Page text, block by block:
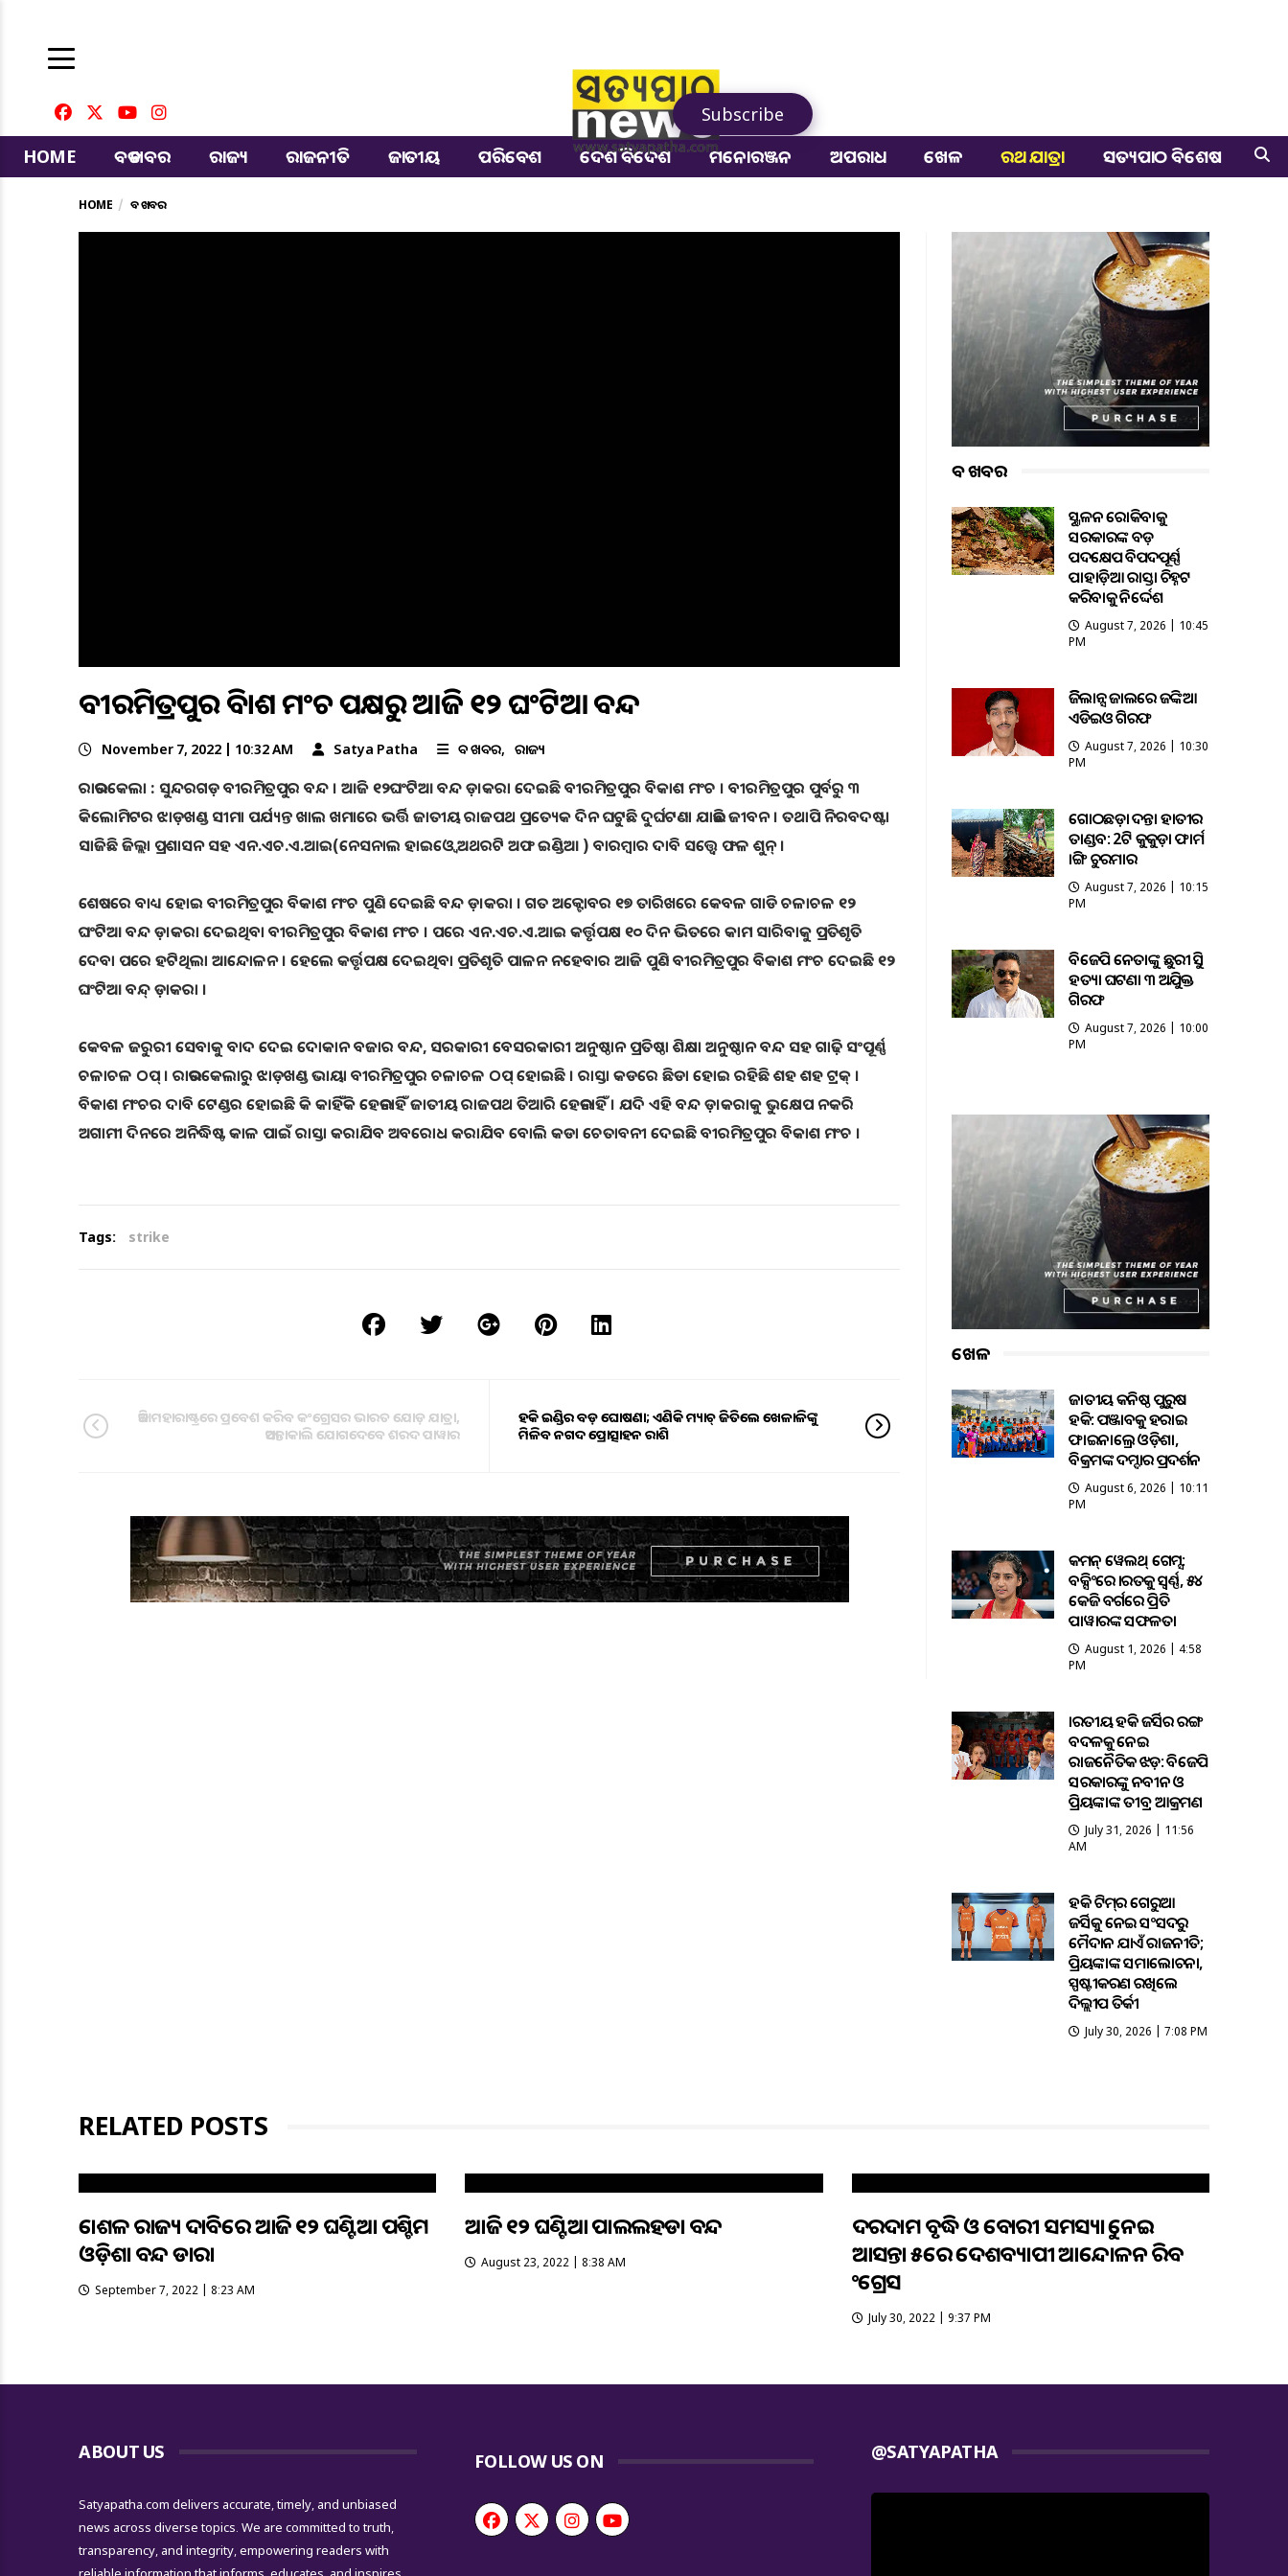
Subscribe
HOME
ବଡ ଖବର ରାଜ୍ୟ ରାଜନୀତି ଜାତୀୟ ପରିବେଶ ଦେଶ ବିଦେଶ ମନୋରଞ୍ଜନ ଅପରାଧ ଖେଳ ରଥ ଯାତ୍ରା ସତ୍ୟପାଠ ବିଶେଷ
HOME ବଡ ଖବର
ବୀରମିତ୍ରପୁର ବିକାଶ ମଂଚ ପକ୍ଷରୁ ଆଜି ୧୨ ଘଂଟିଆ ବନ୍ଦ
November 7, 2022 | 10:32 AM Satya Patha ବଡ ଖବର ରାଜ୍ୟ
ରାଉରକେଲା : ସୁନ୍ଦରଗଡ଼ ବୀରମିତ୍ରପୁର ବନ୍ଦ । ଆଜି ୧୨ଘଂଟିଆ ବନ୍ଦ ଡ଼।କରା ଦେଇଛି ବୀରମିତ୍ରପୁର ବିକାଶ ମଂଚ । ବୀରମିତ୍ରପୁର ପୁର୍ବରୁ ୩
କିଲୋମିଟର ଝାଡ଼ଖଣ୍ଡ ସୀମା ପର୍ଯ୍ୟନ୍ତ ଖାଲ ଖମାରେ ଭର୍ତ୍ତି ଜାତୀୟ ରାଜପଥ ପ୍ରତ୍ୟେକ ଦିନ ଘଟୁଛି ଦୁର୍ଘଟଣା ଯାଉଛି ଜୀବନ । ତଥାପି ନିରବଦଷ୍ଟା
ସାଜିଛି ଜିଲ୍ଲା ପ୍ରଶାସନ ସହ ଏନ.ଏଚ.ଏ.ଆଇ(ନେସନାଲ ହାଇଓ୍ୱେ ଅଥରଟି ଅଫ ଇଣ୍ଡିଆ ) ବାରମ୍ବାର ଦାବି ସତ୍ତ୍ୱେ ଫଳ ଶୁନ୍ ।
ଶେଷରେ ବାଧ୍ୟ ହୋଇ ବୀରମିତ୍ରପୁର ବିକାଶ ମଂଚ ପୁଣି ଦେଇଛି ବନ୍ଦ ଡ଼।କରା । ଗତ ଅକ୍ଟୋବର ୧୭ ତାରିଖରେ କେବଳ ଗାଡି ଚଳାଚଳ ୧୨
ଘଂଟିଆ ବନ୍ଦ ଡ଼।କରା ଦେଇଥିବା ବୀରମିତ୍ରପୁର ବିକାଶ ମଂଚ । ପରେ ଏନ.ଏଚ.ଏ.ଆଇ କର୍ତ୍ତୃପକ୍ଷ ୧୦ ଦିନ ଭିତରେ କାମ ସାରିବାକୁ ପ୍ରତିଶୃତି
ଦେବା ପରେ ହଟିଥିଲା ଆନ୍ଦୋଳନ । ହେଲେ କର୍ତ୍ତୃପକ୍ଷ ଦେଇଥିବା ପ୍ରତିଶୃତି ପାଳନ ନହେବାର ଆଜି ପୁଣି ବୀରମିତ୍ରପୁର ବିକାଶ ମଂଚ ଦେଇଛି ୧୨
ଘଂଟିଆ ବନ୍ଦ୍ ଡ଼ାକରା ।
କେବଳ ଜରୁରୀ ସେବାକୁ ବାଦ ଦେଇ ଦୋକାନ ବଜାର ବନ୍ଦ, ସରକାରୀ ବେସରକାରୀ ଅନୁଷ୍ଠାନ ପ୍ରତିଷ୍ଠା ଶିକ୍ଷା ଅନୁଷ୍ଠାନ ବନ୍ଦ ସହ ଗାଢ଼ି ସଂପୂର୍ଣ୍ଣ
ଚଳାଚଳ ଠପ୍ । ରାଉରକେଲାରୁ ଝାଡ଼ଖଣ୍ଡ ଭାୟା ବୀରମିତ୍ରପୁର ଚଳାଚଳ ଠପ୍ ହୋଇଛି । ରାସ୍ତା କଡରେ ଛିଡା ହୋଇ ରହିଛି ଶହ ଶହ ଟ୍ରକ୍ ।
ବିକାଶ ମଂଚର ଦାବି ଟେଣ୍ଡର ହୋଇଛି କି କାହିଁକି ହେଉନାହିଁ ଜାତୀୟ ରାଜପଥ ତିଆରି ହେଉନାହିଁ । ଯଦି ଏହି ବନ୍ଦ ଡ଼।କରାକୁ ଭୁକ୍ଷେପ ନକରି
ଅଗାମୀ ଦିନରେ ଅନିଦ୍ଧିଷ୍ଟ କାଳ ପାଇଁ ରାସ୍ତା କରାଯିବ ଅବରୋଧ କରାଯିବ ବୋଲି କଡା ଚେତାବନୀ ଦେଇଛି ବୀରମିତ୍ରପୁର ବିକାଶ ମଂଚ ।
Tags: strike
ଆଜି ମହାରାଷ୍ଟ୍ରରେ ପ୍ରବେଶ କରିବ କଂଗ୍ରେସର ଭାରତ ଯୋଡ଼ ଯାତ୍ରା,
ଆସନ୍ତାକାଲି ଯୋଗଦେବେ ଶରଦ ପାୱାର
ହକି ଇଣ୍ଡିଆର ବଡ଼ ଘୋଷଣା; ଏଣିକି ମ୍ୟାଚ୍ ଜିତିଲେ ଖେଳାଳିଙ୍କୁ
ମିଳିବ ନଗଦ ପ୍ରୋତ୍ସାହନ ରାଶି
ବଡ ଖବର
ଭୂସ୍ଖଳନ ରୋକିବାକୁ
ସରକାରଙ୍କ ବଡ଼
ପଦକ୍ଷେପ ବିପଦପୂର୍ଣ୍ଣ
ପାହାଡ଼ିଆ ରାସ୍ତା ଚିହ୍ନଟ
କରିବାକୁ ନିର୍ଦ୍ଦେଶ
August 7, 2026 | 10:45
PM
ଭିଜିଲାନ୍ସ ଜାଲରେ ଜଙ୍କିଆ
ଏଡିଇଓ ଗିରଫ
August 7, 2026 | 10:30
PM
ଗୋଠଛଡ଼ା ଦନ୍ତା ହାତୀର
ତାଣ୍ଡବ: 2ଟି କୁକୁଡ଼ା ଫାର୍ମ
ଭାଙ୍ଗି ଚୁରମାର
August 7, 2026 | 10:15
PM
ବିଜେପି ନେତାଙ୍କୁ ଛୁରୀ ଭୁସି
ହତ୍ୟା ଘଟଣା ୩ ଅଭିଯୁକ୍ତ
ଗିରଫ
August 7, 2026 | 10:00
PM
ଖେଳ
ଜାତୀୟ କନିଷ୍ଠ ପୁରୁଷ
ହକି: ପଞ୍ଜାବକୁ ହରାଇ
ଫାଇନାଲ୍ରେ ଓଡ଼ିଶା,
ବିକ୍ରମଙ୍କ ଦମ୍ଦାର ପ୍ରଦର୍ଶନ
August 6, 2026 | 10:11
PM
କମନ୍ ୱେଲଥ୍ ଗେମ୍ସ:
ବକ୍ସିଂରେ ଭାରତକୁ ସ୍ବର୍ଣ୍ଣ, ୫୪
କେଜି ବର୍ଗରେ ପ୍ରିତି
ପାୱାରଙ୍କ ସଫଳତା
August 1, 2026 | 4:58
PM
ଭାରତୀୟ ହକି ଜର୍ସିର ରଙ୍ଗ
ବଦଳକୁ ନେଇ
ରାଜନୈତିକ ଝଡ଼: ବିଜେପି
ସରକାରଙ୍କୁ ନବୀନ ଓ
ପ୍ରିୟଙ୍କାଙ୍କ ତୀବ୍ର ଆକ୍ରମଣ
July 31, 2026 | 11:56
AM
ହକି ଟିମ୍‌ର ଗେରୁଆ
ଜର୍ସିକୁ ନେଇ ସଂସଦରୁ
ମୈଦାନ ଯାଏଁ ରାଜନୀତି;
ପ୍ରିୟଙ୍କାଙ୍କ ସମାଲୋଚନା,
ସ୍ପଷ୍ଟୀକରଣ ରଖିଲେ
ଦିଲ୍ଲୀପ ତିର୍କୀ
July 30, 2026 | 7:08 PM
RELATED POSTS
କୋଶଳ ରାଜ୍ୟ ଦାବିରେ ଆଜି ୧୨ ଘଣ୍ଟିଆ ପଶ୍ଚିମ
ଓଡ଼ିଶା ବନ୍ଦ ଡାକରା
September 7, 2022 | 8:23 AM
ଆଜି ୧୨ ଘଣ୍ଟିଆ ପାଲଲହଡା ବନ୍ଦ
August 23, 2022 | 8:38 AM
ଦରଦାମ ବୃଦ୍ଧି ଓ ବେକାରୀ ସମସ୍ୟାକୁ ନେଇ
ଆସନ୍ତା ୫ରେ ଦେଶବ୍ୟାପୀ ଆନ୍ଦୋଳନ କରିବ
କଂଗ୍ରେସ
July 30, 2022 | 9:37 PM
ABOUT US
Satyapatha.com delivers accurate, timely, and unbiased
news across diverse topics. We are committed to truth,
transparency, and integrity, empowering readers with
FOLLOW US ON @SATYAPATHA